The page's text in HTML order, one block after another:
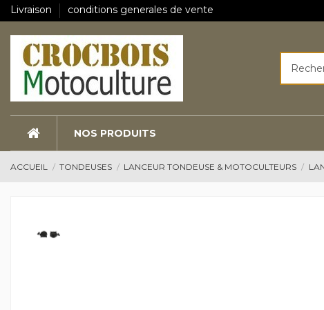
Livraison conditions generales de vente
NOS PRODUITS
ACCUEIL TONDEUSES LANCEUR TONDEUSE & MOTOCULTEURS